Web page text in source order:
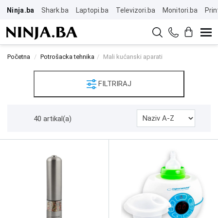
Ninja.ba Shark.ba Laptopi.ba Televizori.ba Monitori.ba
Početna Potrošacka tehnika Mali kućanski aparati
FILTRIRAJ
40 artikal(a)